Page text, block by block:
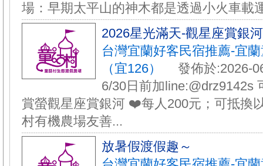
場：早期太平山的神木都是透過小火車載
️2026星光滿天-觀星座賞銀
台灣宜蘭好客民宿推薦-宜
（宜126）
發佈於:2026-
6/30日前加line:@drz9142s
賞螢觀星座賞銀河 ❤️每人200元；可抵換
村有機農場友善...
放暑假渡假趣～